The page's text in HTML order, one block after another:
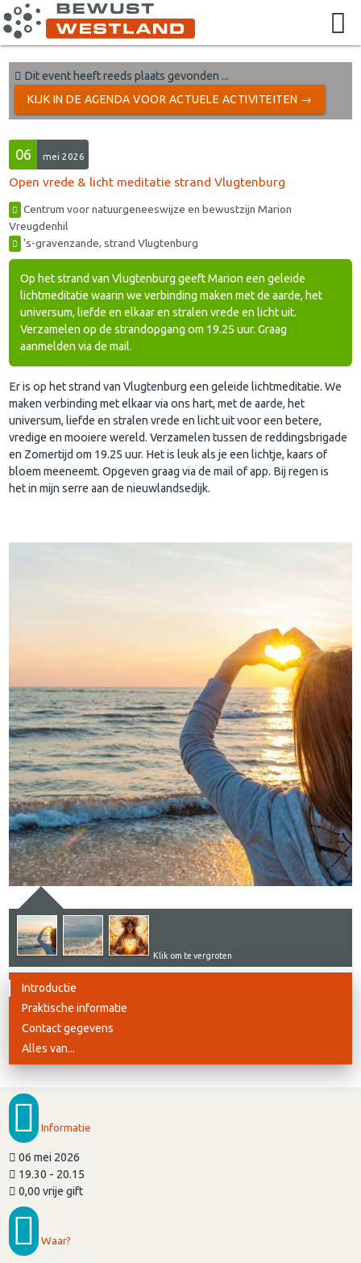
Dit event heeft reeds plaats gevonden ...
KIJK IN DE AGENDA VOOR ACTUELE ACTIVITEITEN →
06 mei 2026
Open vrede & licht meditatie strand Vlugtenburg
Centrum voor natuurgeneeswijze en bewustzijn Marion
Vreugdenhil
's-gravenzande, strand Vlugtenburg
Op het strand van Vlugtenburg geeft Marion een geleide
lichtmeditatie waarin we verbinding maken met de aarde, het
universum, liefde en elkaar en stralen vrede en licht uit.
Verzamelen op de strandopgang om 19.25 uur. Graag
aanmelden via de mail.
Er is op het strand van Vlugtenburg een geleide lichtmeditatie. We
maken verbinding met elkaar via ons hart, met de aarde, het
universum, liefde en stralen vrede en licht uit voor een betere,
vredige en mooiere wereld. Verzamelen tussen de reddingsbrigade
en Zomertijd om 19.25 uur. Het is leuk als je een lichtje, kaars of
bloem meeneemt. Opgeven graag via de mail of app. Bij regen is
het in mijn serre aan de nieuwlandsedijk.
Klik om te vergroten
Introductie
Praktische informatie
Contact gegevens
Alles van...
Informatie
06 mei 2026
19.30 - 20.15
0,00 vrije gift
Waar?